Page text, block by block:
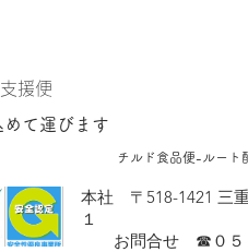
援便
めて運びます
チルド食品便-ルート
本社 〒518-1421 三
１
お問合せ ☎０５９